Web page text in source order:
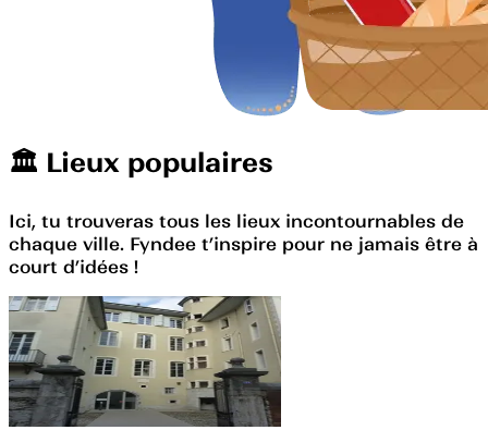
🏛️️ Lieux populaires
Ici, tu trouveras tous les lieux incontournables de
chaque ville. Fyndee t’inspire pour ne jamais être à
court d’idées !